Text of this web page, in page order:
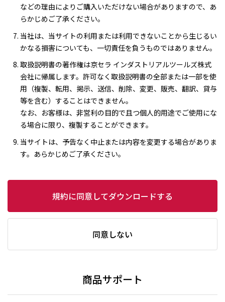
などの理由によりご購入いただけない場合がありますので、あ
らかじめご了承ください。
当社は、当サイトの利用または利用できないことから生じるい
かなる損害についても、一切責任を負うものではありません。
取扱説明書の著作権は京セラ インダストリアルツールズ株式
会社に帰属します。許可なく取扱説明書の全部または一部を使
用（複製、転用、掲示、送信、削除、変更、販売、翻訳、貸与
等を含む）することはできません。
なお、お客様は、非営利の目的で且つ個人的用途でご使用にな
る場合に限り、複製することができます。
当サイトは、予告なく中止または内容を変更する場合がありま
す。あらかじめご了承ください。
規約に同意してダウンロードする
同意しない
商品サポート